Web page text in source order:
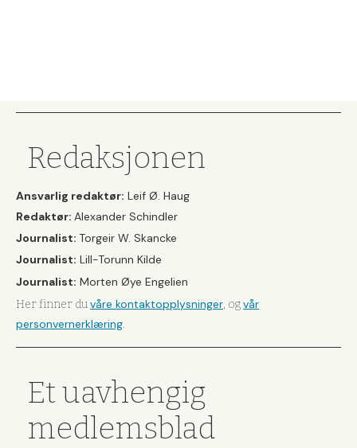
Redaksjonen
Ansvarlig redaktør: Leif Ø. Haug
Redaktør: Alexander Schindler
Journalist: Torgeir W. Skancke
Journalist: Lill-Torunn Kilde
Journalist: Morten Øye Engelien
Her finner duvåre kontaktopplysninger, ogvår
personvernerklæring.
Et uavhengig
medlemsblad